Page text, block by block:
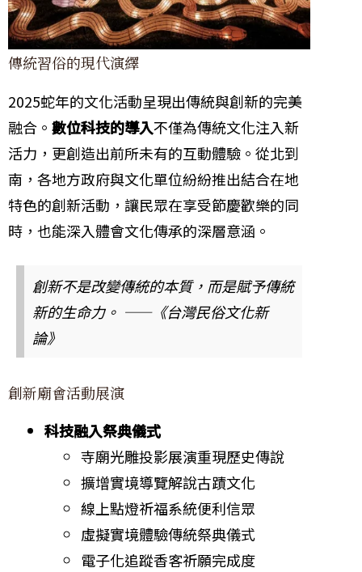
傳統習俗的現代演繹
2025蛇年的文化活動呈現出傳統與創新的完美
融合。 數位科技的導入不僅為傳統文化注入新
活力，更創造出前所未有的互動體驗。從北到
南，各地方政府與文化單位紛紛推出結合在地
特色的創新活動，讓民眾在享受節慶歡樂的同
時，也能深入體會文化傳承的深層意涵。
創新不是改變傳統的本質，而是賦予傳統
新的生命力。 ——《台灣民俗文化新
論》
創新廟會活動展演
科技融入祭典儀式
寺廟光雕投影展演重現歷史傳說
擴增實境導覽解說古蹟文化
線上點燈祈福系統便利信眾
虛擬實境體驗傳統祭典儀式
電子化追蹤香客祈願完成度